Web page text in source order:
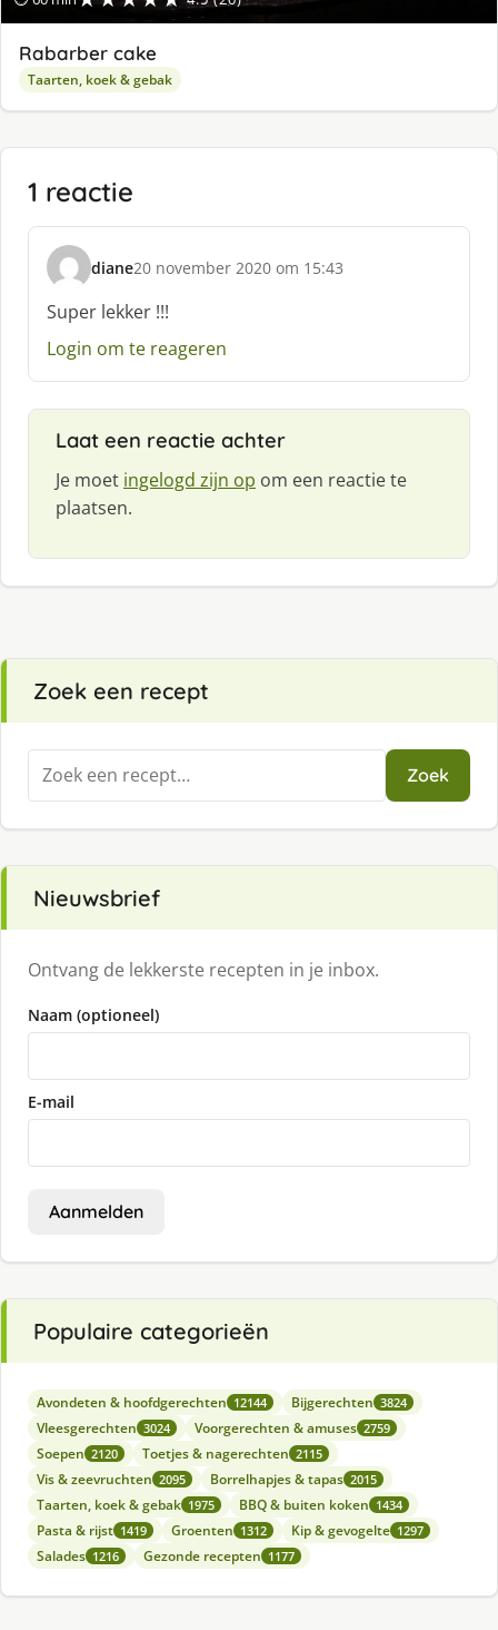
Rabarber cake
Taarten, koek & gebak
1 reactie
diane
s
c
h
r
20 november 2020 om 15:43
Super lekker !!!
Login om te reageren
Laat een reactie achter
Je moet ingelogd zijn op om een reactie te
plaatsen.
Zoek een recept
Zoeken
naar:
Zoek
Nieuwsbrief
Ontvang de lekkerste recepten in je inbox.
Naam (optioneel)
E-mail
Aanmelden
Populaire categorieën
Avondeten & hoofdgerechten 12144 Bijgerechten 3824
Vleesgerechten 3024 Voorgerechten & amuses 2759
Soepen 2120 Toetjes & nagerechten 2115
Vis & zeevruchten 2095 Borrelhapjes & tapas 2015
Taarten, koek & gebak 1975 BBQ & buiten koken 1434
Pasta & rijst 1419 Groenten 1312 Kip & gevogelte 1297
Salades 1216 Gezonde recepten 1177